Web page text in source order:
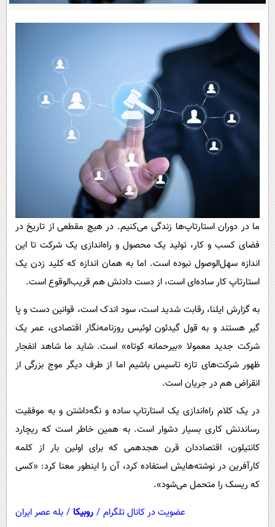
سرگرمی
محیط زیست
سلامت
فرهنگی
بین الملل
اجتماعی
حیات وحش
سیاست خارجی
پیامک
ما در دوران استارتاپ‌ها زندگی می‌کنیم. در هیچ مقطعی از تاریخ در
فضای کسب و کار، تولید یک محصول و راه‌اندازی یک شرکت تا این
اندازه سهل‌الوصول نبوده است. اما به همان اندازه که کلید زدن یک
استارتاپ کار ساده‌ای است، از دست دادنش هم قریب‌الوقوع است.
به گزارش ایلنا، رقابت شدید است،‌ سود اندک است، قوانین دست و پا
گیر هستند و به قول گیدئون لوئیس روزنامه‌نگار اقتصادی، عمر یک
شرکت جدید معمولا «بیرحمانه کوتاه» است. شاید ما شاهد انفجار
ظهور شرکت‌های تازه تاسیس باشیم اما از طرف دیگر موج بزرگی از
انقراض هم در جریان است.
در یک کلام راه‌اندازی یک استارتاپ ساده و نگه‌داشتن و به موفقیت
رساندنش کاری بسیار دشوار است. به همین خاطر است که ریچارد
کانتیلون، اقتصاددان قرن هجدهمی که برای اولین بار از کلمه
کارآفرین در نوشته‌هایش استفاده کرد، آن را اینطور معنا کرد: «کسی
که ریسک را متحمل می‌شود».
عضویت در کانال تلگرام / روبیکا / بله عصر ایران